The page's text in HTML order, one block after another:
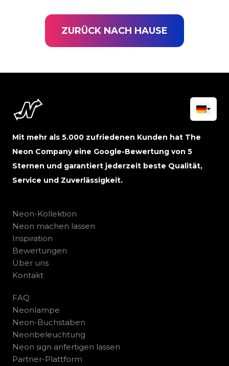
ZURÜCK NACH HAUSE
Mit mehr als 5.000 zufriedenen Kunden hat The
Neon Company eine Google-Bewertung von 5
Sternen und garantiert jederzeit beste Qualität,
Service und Zuverlässigkeit.
Neon-Kollektion
Neon machen lassen
Inspiration
Bewertungen
Über uns
Kontakt
FAQ
Neonlampe
Neon-Buchstaben
Neonbeleuchtung
Neon sign anfertigen lassen
Partner-Plattform